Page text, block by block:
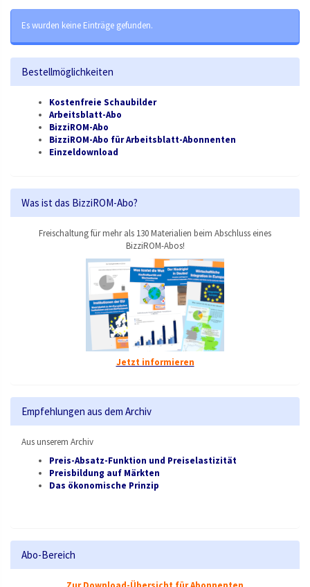
Es wurden keine Einträge gefunden.
Bestellmöglichkeiten
Kostenfreie Schaubilder
Arbeitsblatt-Abo
BizziROM-Abo
BizziROM-Abo für Arbeitsblatt-Abonnenten
Einzeldownload
Was ist das BizziROM-Abo?
Freischaltung für mehr als 130 Materialien beim Abschluss eines
BizziROM-Abos!
Jetzt informieren
Empfehlungen aus dem Archiv
Aus unserem Archiv
Preis-Absatz-Funktion und Preiselastizität
Preisbildung auf Märkten
Das ökonomische Prinzip
Abo-Bereich